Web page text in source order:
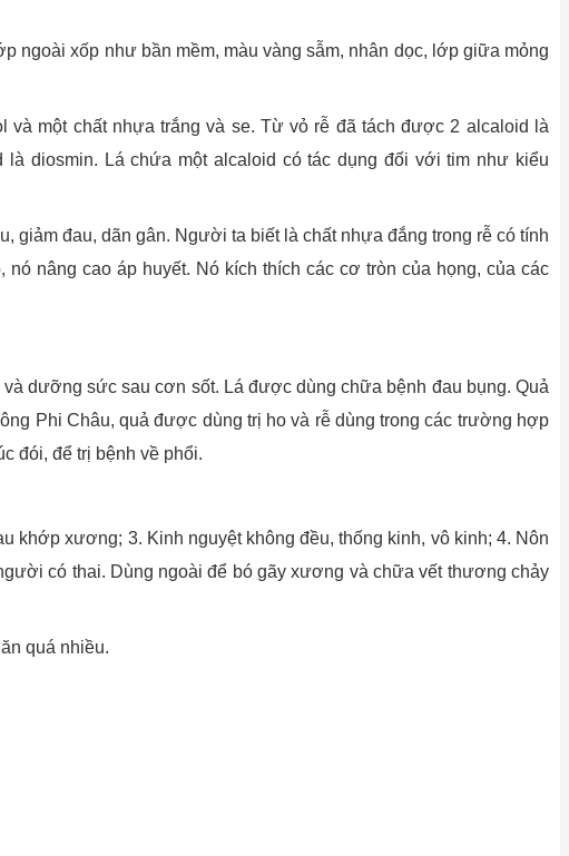
ngoài xốp như bần mềm, màu vàng sẫm, nhân dọc, lớp giữa mỏng
và một chất nhựa trắng và se. Từ vỏ rễ đã tách được 2 alcaloid là
là diosmin. Lá chứa một alcaloid có tác dụng đối với tim như kiểu
giảm đau, dãn gân. Người ta biết là chất nhựa đắng trong rễ có tính
nâng cao áp huyết. Nó kích thích các cơ tròn của họng, của các
dưỡng sức sau cơn sốt. Lá được dùng chữa bệnh đau bụng. Quả
Phi Châu, quả được dùng trị ho và rễ dùng trong các trường hợp
đói, để trị bệnh về phổi.
xương; 3. Kinh nguyệt không đều, thống kinh, vô kinh; 4. Nôn
có thai. Dùng ngoài để bó gãy xương và chữa vết thương chảy
quá nhiều.